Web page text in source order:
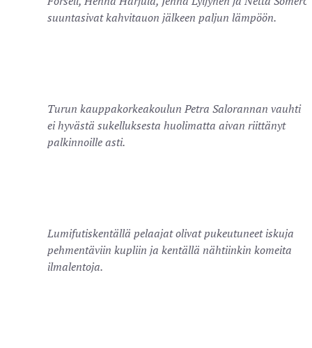
suuntasivat kahvitauon jälkeen paljun lämpöön.
Turun kauppakorkeakoulun Petra Salorannan vauhti
ei hyvästä sukelluksesta huolimatta aivan riittänyt
palkinnoille asti.
Lumifutiskentällä pelaajat olivat pukeutuneet iskuja
pehmentäviin kupliin ja kentällä nähtiinkin komeita
ilmalentoja.